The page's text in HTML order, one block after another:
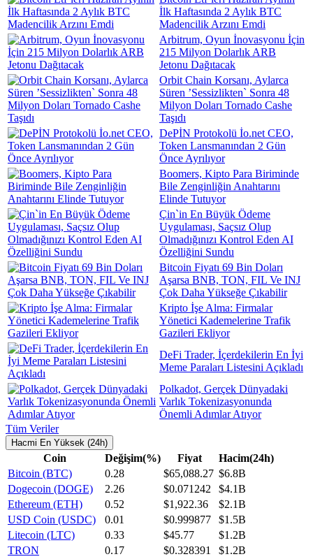
İlk Haftasında 2 Aylık BTC
Madencilik Arzını Emdi
Arbitrum, Oyun İnovasyonu İçin
215 Milyon Dolarlık ARB
Jetonu Dağıtacak
Orbit Chain Korsanı, Aylarca
Süren ’Sessizlikten` Sonra 48
Milyon Doları Tornado Cashe
Taşıdı
DePİN Protokolü İo.net CEO,
Token Lansmanından 2 Gün
Önce Ayrılıyor
Boomers, Kipto Para Biriminde
Bile Zenginliğin Anahtarını
Elinde Tutuyor
Çin`in En Büyük Ödeme
Uygulaması, Saçsız Olup
Olmadığınızı Kontrol Eden AI
Özelliğini Sundu
Bitcoin Fiyatı 69 Bin Doları
Aşarsa BNB, TON, FIL Ve INJ
Çok Daha Yükseğe Çıkabilir
Kripto İşe Alma: Firmalar
Yönetici Kademelerine Trafik
Gazileri Ekliyor
DeFi Trader, İçerdekilerin En İyi
Meme Paraları Listesini Açıkladı
Polkadot, Gerçek Dünyadaki
Varlık Tokenizasyonunda
Önemli Adımlar Atıyor
Tüm Veriler
Hacmi En Yüksek (24h)
Coin Değişim(%) Fiyat
Hacim(24h)
Bitcoin (BTC)
0.28 $65,088.27 $6.8B
Dogecoin (DOGE)
2.26 $0.071242
$4.1B
Ethereum (ETH)
0.52 $1,922.36
$2.1B
USD Coin (USDC)
0.01 $0.999877
$1.5B
Litecoin (LTC)
0.33 $45.77
$1.2B
TRON
0.17 $0.328391
$1.2B